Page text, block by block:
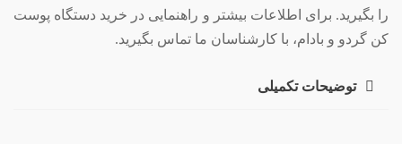
را بگیرید. برای اطلاعات بیشتر و راهنمایی در خرید دستگاه پوست
کن گردو و بادام، با کارشناسان ما تماس بگیرید.
توضیحات تکمیلی